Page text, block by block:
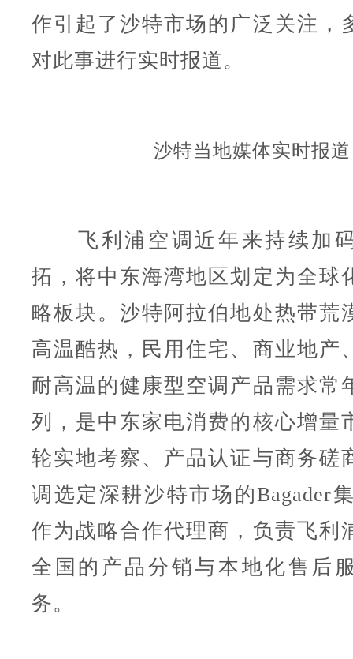
作引起了沙特市场的广泛关注，
对此事进行实时报道。
沙特当地媒体实时报道
飞利浦空调近年来持续加
拓，将中东海湾地区划定为全球
略板块。沙特阿拉伯地处热带荒
高温酷热，民用住宅、商业地产
耐高温的健康型空调产品需求常
列，是中东家电消费的核心增量
轮实地考察、产品认证与商务磋
调选定深耕沙特市场的Bagader
作为战略合作代理商，负责飞利
全国的产品分销与本地化售后
务。